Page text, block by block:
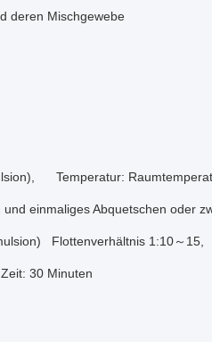
deren Mischgewebe
Temperatur:
Abquetschen oder
Flottenverhältnis 1:10～15,
Minuten